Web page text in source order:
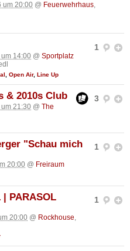
um 20:00 @ Feuerwehrhaus,
1
14:00 @ Sportplatz
Open Air, Line Up
3
& 2010s Club
21:30 @ The
1
"Schau mich
20:00 @ Freiraum
1
| PARASOL
20:00 @ Rockhouse,